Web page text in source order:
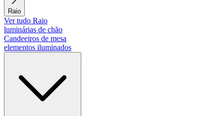
Raio
Ver tudo Raio
luminárias de chão
Candeeiros de mesa
elementos iluminados